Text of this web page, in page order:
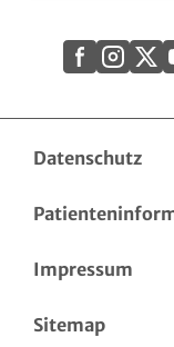
Datenschutz
Impressum
Sitemap